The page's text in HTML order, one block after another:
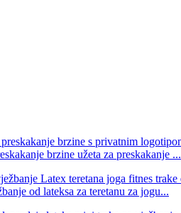
brzine užeta za preskakanje ...
od lateksa za teretanu za jogu...